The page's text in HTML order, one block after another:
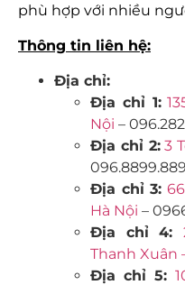
phù hợp với nhiều
Thông tin liên hệ:
Địa chỉ:
Địa chỉ 1:
Nội –
Địa chỉ 2: 3
096.8899.889
Địa chỉ 3:
Hà Nội –
Địa chỉ 4:
Thanh Xuân
Địa chỉ 5: